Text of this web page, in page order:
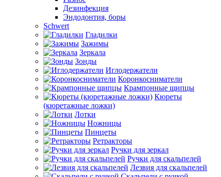
Дезинфекция
Эндодонтия, боры
Schwert
Гладилки
Зажимы
Зеркала
Зонды
Иглодержатели
Коронкосниматели
Крампонные щипцы
Кюреты
(кюретажные ложки)
Лотки
Ножницы
Пинцеты
Ретракторы
Ручки для зеркал
Ручки для скальпелей
Лезвия для скальпелей